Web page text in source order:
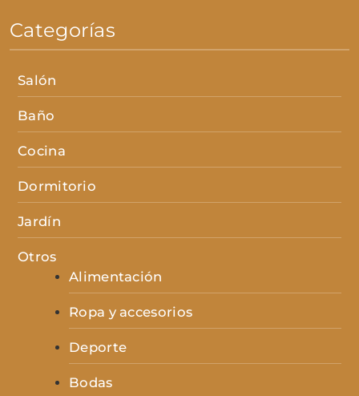
Categorías
Salón
Baño
Cocina
Dormitorio
Jardín
Otros
Alimentación
Ropa y accesorios
Deporte
Bodas